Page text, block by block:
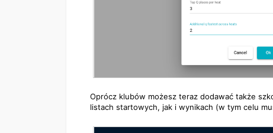
Oprócz klubów możesz teraz dodawać także
listach startowych, jak i wynikach (w tym celu